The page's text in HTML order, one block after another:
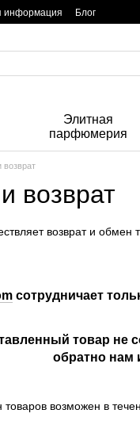
информация Блог
Элитная
парфюмерия
возврат
возврат и обмен
сотрудничает
товар не
обратно нам
товаров возможен в